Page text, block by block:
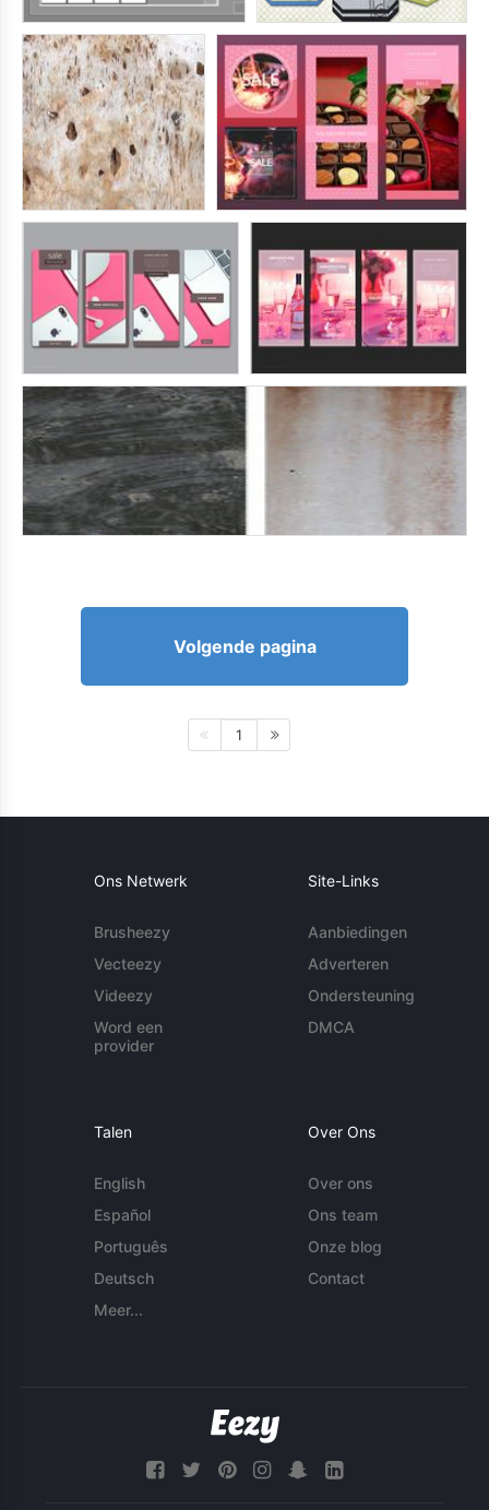
Volgende pagina
1
Ons Netwerk
Brusheezy
Vecteezy
Videezy
Word een
provider
Site-Links
Aanbiedingen
Adverteren
Ondersteuning
DMCA
Talen
English
Español
Português
Deutsch
Meer...
Over Ons
Over ons
Ons team
Onze blog
Contact